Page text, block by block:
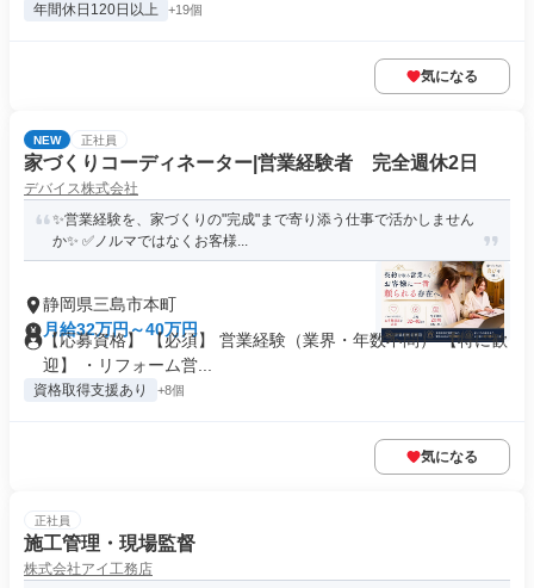
年間休日120日以上 +19個
気になる
NEW 正社員
家づくりコーディネーター|営業経験者 完全週休2日
デバイス株式会社
✨営業経験を、家づくりの"完成"まで寄り添う仕事で活かしません
か✨ ✅ノルマではなくお客様...
静岡県三島市本町
月給32万円～40万円
【応募資格】 【必須】 営業経験（業界・年数不問） 【特に歓
迎】 ・リフォーム営...
資格取得支援あり +8個
気になる
正社員
施工管理・現場監督
株式会社アイ工務店